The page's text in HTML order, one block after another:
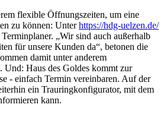
flexible Öffnungszeiten, um eine
zu können: Unterhttps://hdg-uelzen.de/
„Wir sind auch außerhalb
für unsere Kunden da“, betonen die
damit unter anderem
Und: Haus des Goldes kommt zur
- einfach Termin vereinbaren. Auf der
ein Trauringkonfigurator, mit dem
kann.